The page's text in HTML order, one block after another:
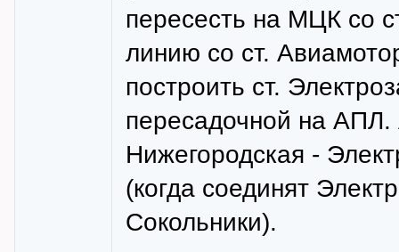
пересесть на МЦК со
линию со ст.
построить ст.
пересадочной на
Нижегородская -
(когда соединят
Сокольники).